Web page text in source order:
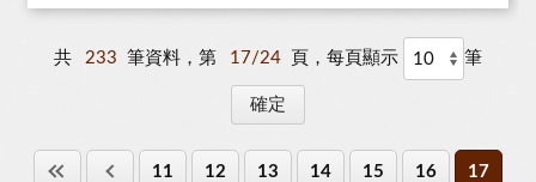
共 233 筆資料，第 17/24 頁，每頁顯示 筆
11 12 13 14 15 16 17